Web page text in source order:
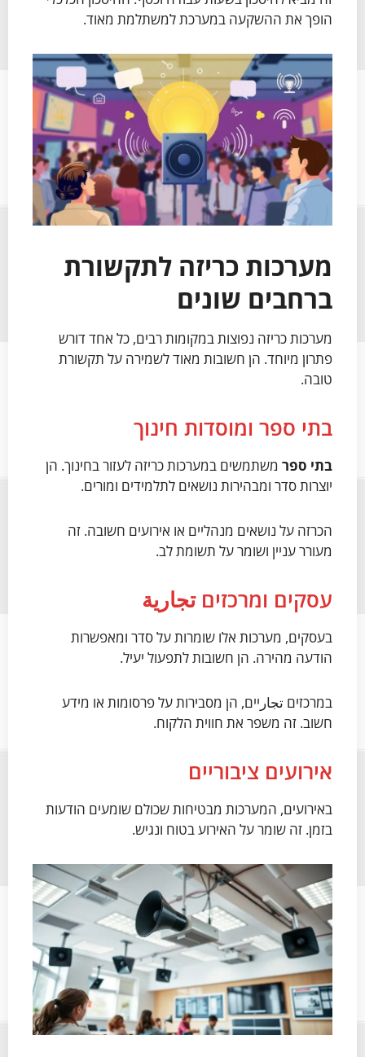
הופך את ההשקעה במערכת למשתלמת מאוד.
מערכות כריזה לתקשורת
ברחבים שונים
מערכות כריזה נפוצות במקומות רבים, כל אחד דורש
פתרון מיוחד. הן חשובות מאוד לשמירה על תקשורת
טובה.
בתי ספר ומוסדות חינוך
בתי ספר משתמשים במערכות כריזה לעזור בחינוך. הן
יוצרות סדר ומבהירות נושאים לתלמידים ומורים.
הכרזה על נושאים מנהליים או אירועים חשובה. זה
מעורר עניין ושומר על תשומת לב.
עסקים ומרכזים تجارية
בעסקים, מערכות אלו שומרות על סדר ומאפשרות
הודעה מהירה. הן חשובות לתפעול יעיל.
במרכזים تجارיים, הן מסבירות על פרסומות או מידע
חשוב. זה משפר את חווית הלקוח.
אירועים ציבוריים
באירועים, המערכות מבטיחות שכולם שומעים הודעות
בזמן. זה שומר על האירוע בטוח ונגיש.